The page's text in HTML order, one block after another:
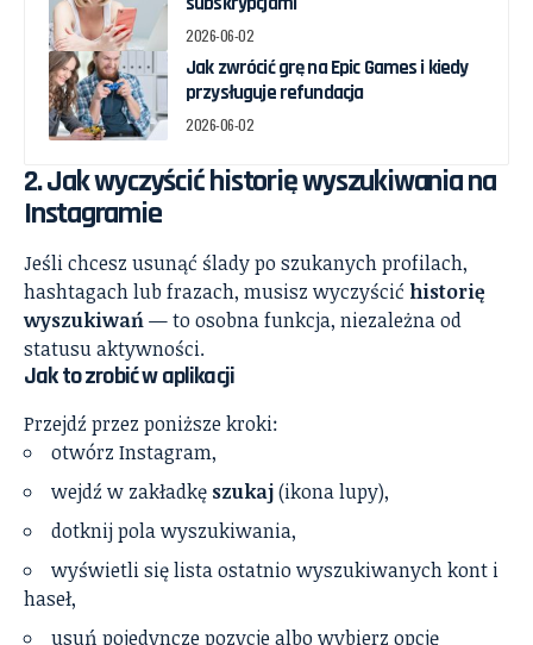
2026-06-02
Jak zwrócić grę na Epic Games i kiedy
przysługuje refundacja
2026-06-02
2. Jak wyczyścić historię wyszukiwania na
Instagramie
Jeśli chcesz usunąć ślady po szukanych profilach,
hashtagach lub frazach, musisz wyczyścić historię
wyszukiwań— to osobna funkcja, niezależna od
statusu aktywności.
Jak to zrobić w aplikacji
Przejdź przez poniższe kroki:
otwórz Instagram,
wejdź w zakładkę szukaj(ikona lupy),
dotknij pola wyszukiwania,
wyświetli się lista ostatnio wyszukiwanych kont i
haseł,
usuń pojedyncze pozycje albo wybierz opcję